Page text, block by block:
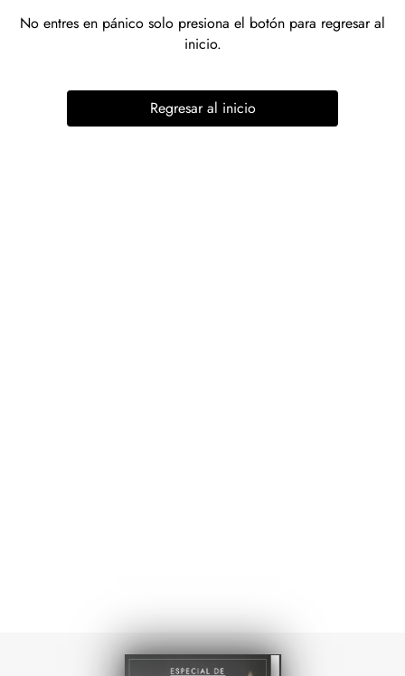
No entres en pánico solo presiona el botón para regresar al
inicio.
Regresar al inicio